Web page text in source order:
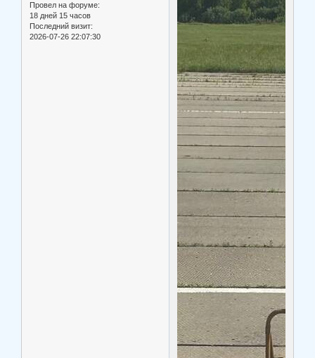
Провел на форуме:
18 дней 15 часов
Последний визит:
2026-07-26 22:07:30